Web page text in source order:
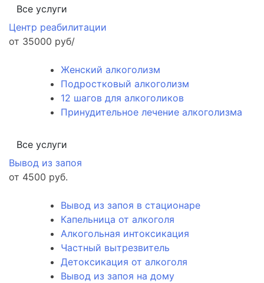
Все услуги
Центр реабилитации
от 35000 руб/
Женский алкоголизм
Подростковый алкоголизм
12 шагов для алкоголиков
Принудительное лечение алкоголизма
Все услуги
Вывод из запоя
от 4500 руб.
Вывод из запоя в стационаре
Капельница от алкоголя
Алкогольная интоксикация
Частный вытрезвитель
Детоксикация от алкоголя
Вывод из запоя на дому